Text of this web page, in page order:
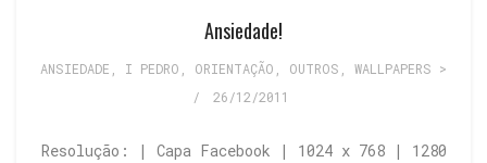
Ansiedade!
ANSIEDADE I PEDRO ORIENTAÇÃO OUTROS
WALLPAPERS >
/
26/12/2011
Resolução: | Capa Facebook | 1024 x 768 | 1280